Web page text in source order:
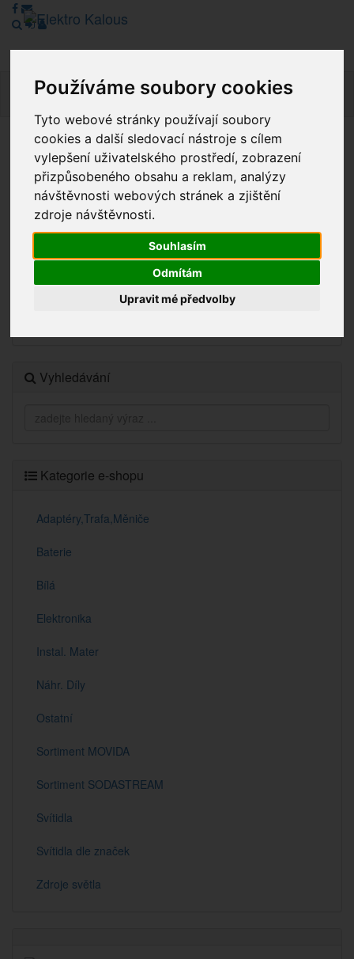
Používáme soubory cookies
Tyto webové stránky používají soubory
cookies a další sledovací nástroje s cílem
vylepšení uživatelského prostředí, zobrazení
přizpůsobeného obsahu a reklam, analýzy
návštěvnosti webových stránek a zjištění
zdroje návštěvnosti.
Souhlasím
Odmítám
Upravit mé předvolby
Vážení zákazníci, v tuto chvíli je Náš internetový obchod v
režimu Katalogu. Objednávky on-line nyní nelze vyřídit.
Děkujeme za pochopení.
Novinky
Vyhledávání
Kategorie e-shopu
Adaptéry,Trafa,Měniče
Baterie
Bílá
Elektronika
Instal. Mater
Náhr. Díly
Ostatní
Sortiment MOVIDA
Sortiment SODASTREAM
Svítidla
Svítidla dle značek
Zdroje světla